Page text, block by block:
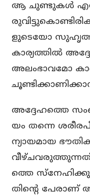
ആ ചുണ്ടുകള്‍
ളുടെയോ
കാര്യത്തില്‍
അലംഭാവമോ
അദ്ദേഹത്തെ
യം തന്നെ
ന്യായമായ
ത്തെ
തിന്‍റെ പേരാണ്